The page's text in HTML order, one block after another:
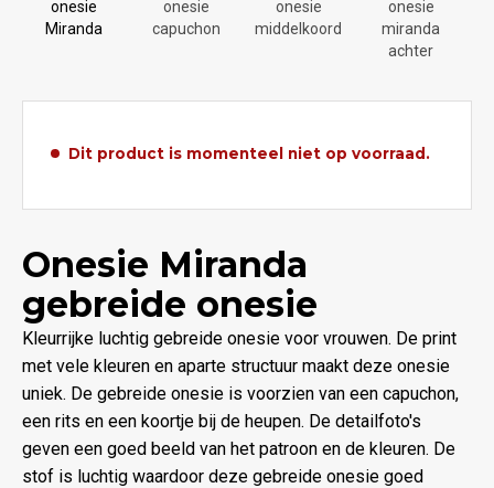
Dit product is momenteel niet op voorraad.
Onesie Miranda
gebreide onesie
Kleurrijke luchtig gebreide onesie voor vrouwen. De print
met vele kleuren en aparte structuur maakt deze onesie
uniek. De gebreide onesie is voorzien van een capuchon,
een rits en een koortje bij de heupen. De detailfoto's
geven een goed beeld van het patroon en de kleuren. De
stof is luchtig waardoor deze gebreide onesie goed